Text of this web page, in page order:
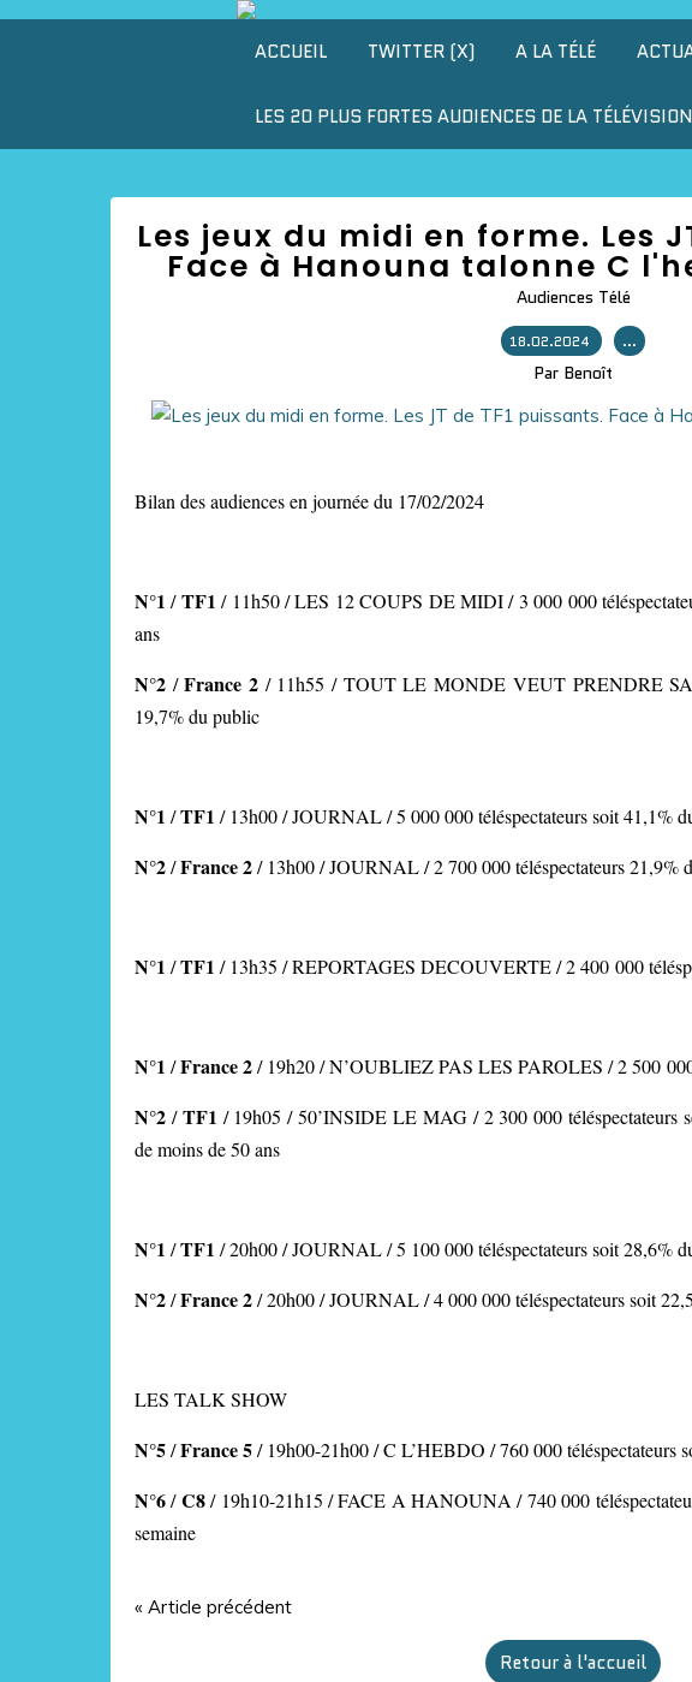
ACCUEIL TWITTER (X) A LA TÉLÉ
LES 20 PLUS FORTES AUDIENCES DE LA
Les jeux du midi en forme. Les
Face à Hanouna talonne C
Audiences Télé
18.02.2024 …
Par Benoît
Bilan des audiences en journée du 17/02/2024
N°1 /TF1 / 11h50 / LES 12 COUPS DE MIDI / 3 000 000
ans
N°2 /France 2 / 11h55 / TOUT LE MONDE VEUT PRENDRE SA
19,7% du public
N°1 /TF1 / 13h00 / JOURNAL/ 5 000 000 téléspectateurs soit 41,1%
N°2/France 2/ 13h00 / JOURNAL/ 2 700 000 téléspectateurs 21,9%
N°1 /TF1 / 13h35 / REPORTAGES DECOUVERTE / 2 400 000
N°1 /France 2/ 19h20 / N’OUBLIEZ PAS LES PAROLES / 2 500
N°2 /TF1 / 19h05 / 50’INSIDE LE MAG / 2 300 000 téléspectateurs
de moins de 50 ans
N°1 /TF1 /20h00 / JOURNAL/ 5 100 000 téléspectateurs soit 28,6%
N°2/France 2/ 20h00 / JOURNAL/ 4 000 000 téléspectateurs soit
LES TALK SHOW
N°5/France 5/ 19h00-21h00 / C L’HEBDO / 760 000 téléspectateurs
N°6/C8/ 19h10-21h15 / FACE A HANOUNA / 740 000
semaine
« Article précédent
Retour à l'accueil